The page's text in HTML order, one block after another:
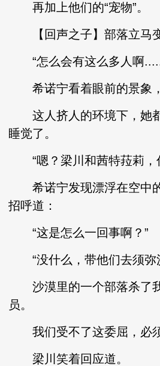
再加上他们的“宠物”。
【回声之子】部落立马变
“怎么会有这么多人啊
希诺宁看着眼前的景象，
这人挤人的环境下，她
睡觉了。
“嗯？梁川和茜特菈莉，
希诺宁发现漂浮在空中
招呼道：
“这是怎么一回事啊？”
“没什么，带他们去须弥
沙漠里的一个部落杀了
员。
我们受不了这委屈，必
梁川笑着回应道。